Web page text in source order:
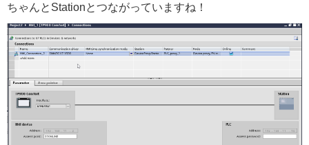
ちゃんとStationとつながっていますね！